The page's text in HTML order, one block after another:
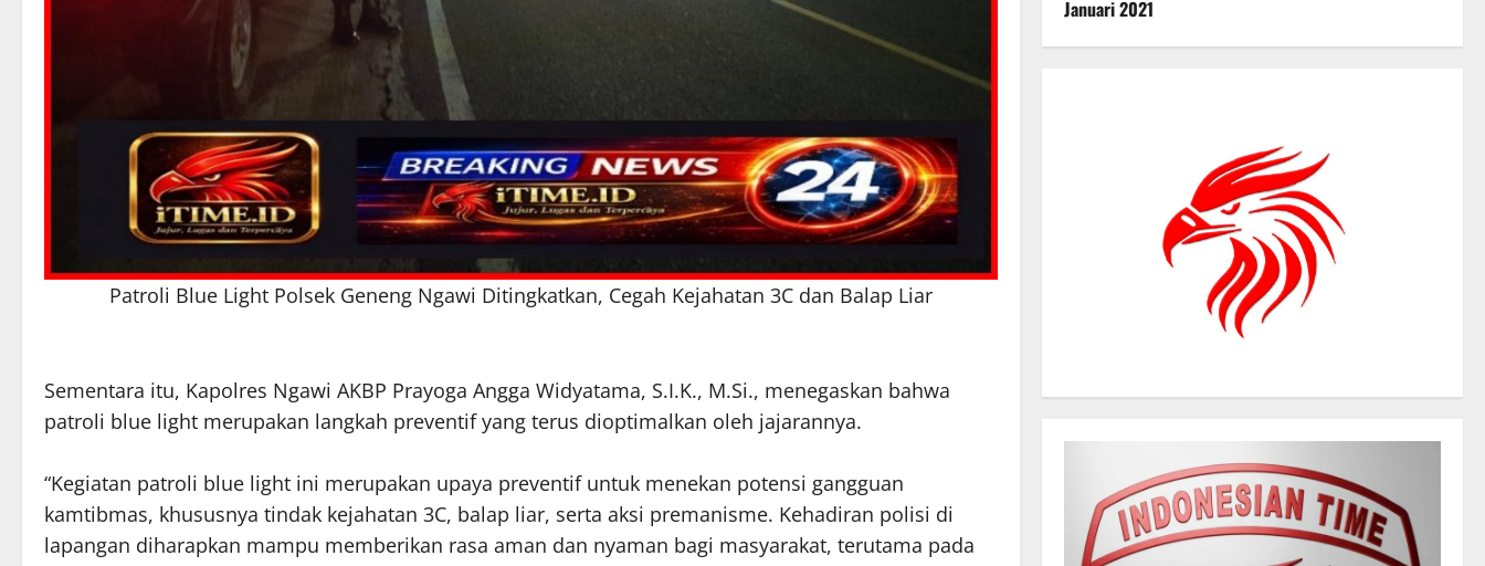
Patroli Blue Light Polsek Geneng Ngawi Ditingkatkan, Cegah Kejahatan 3C dan Balap Liar
Sementara itu, Kapolres Ngawi AKBP Prayoga Angga Widyatama, S.I.K., M.Si., menegaskan bahwa
patroli blue light merupakan langkah preventif yang terus dioptimalkan oleh jajarannya.
“Kegiatan patroli blue light ini merupakan upaya preventif untuk menekan potensi gangguan
kamtibmas, khususnya tindak kejahatan 3C, balap liar, serta aksi premanisme. Kehadiran polisi di
lapangan diharapkan mampu memberikan rasa aman dan nyaman bagi masyarakat, terutama pada
Januari 2021